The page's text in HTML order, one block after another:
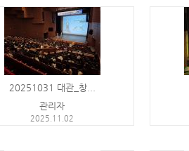
20251031 대관_창...
관리자
2025.11.02